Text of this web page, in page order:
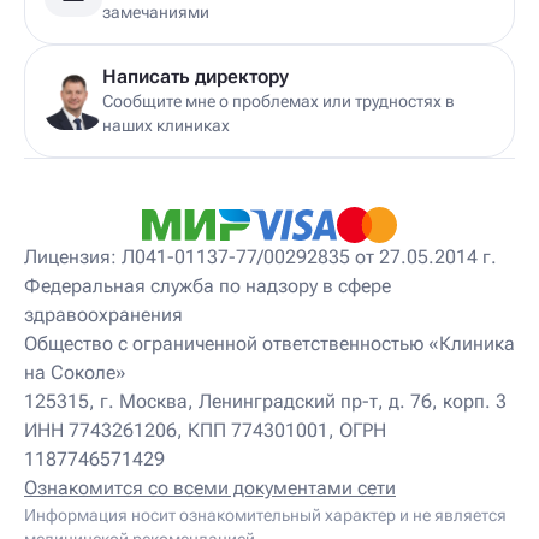
Детский диетолог
Детский инструктор ЛФК
Детский кинезиолог
Детский консультирующий врач ЛФК
Детский мануальный терапевт
Детский массажист
Детский невропатолог
Детский нейропсихолог
Детский нутрициолог
Детский ортопед
Детский остеопат
Детский отоневролог
Детский подиатр
Детский психолог
Детский психотерапевт
Детский реабилитолог
Детский ревматолог
Детский рефлексотерапевт
Детский сомнолог
замечаниями
Написать директору
Сообщите мне о проблемах или трудностях в
наших клиниках
Лицензия: Л041-01137-77/00292835 от 27.05.2014 г.
Федеральная служба по надзору в сфере
здравоохранения
Общество с ограниченной ответственностью «Клиника
на Соколе»
125315, г. Москва, Ленинградский пр-т, д. 76, корп. 3
ИНН 7743261206, КПП 774301001, ОГРН
1187746571429
Ознакомится со всеми документами сети
Информация носит ознакомительный характер и не является